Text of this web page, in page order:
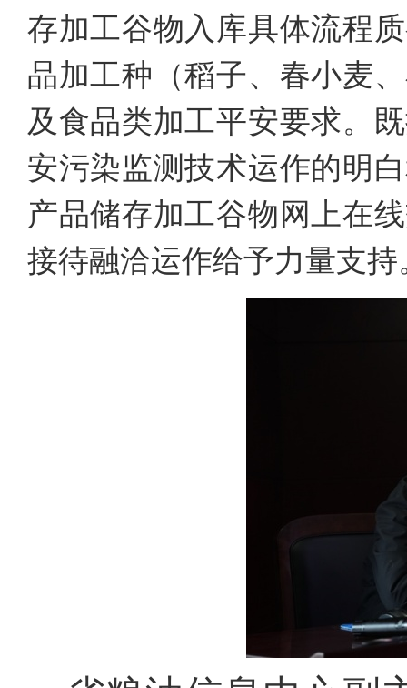
存加工谷物入库具体流程
品加工种（稻子、春小麦
及食品类加工平安要求。
安污染监测技术运作的明
产品储存加工谷物网上在
接待融洽运作给予力量支持